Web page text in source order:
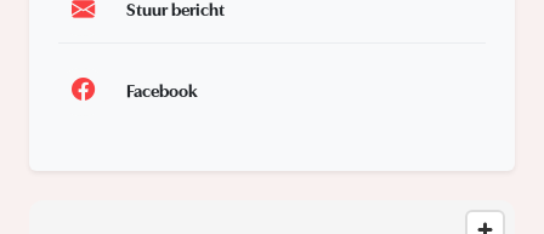
Stuur bericht
Facebook